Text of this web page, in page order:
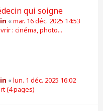
qui soigne
«mar. 16 déc. 2025 14:53
: cinéma, photo...
«lun. 1 déc. 2025 16:02
(4 pages)